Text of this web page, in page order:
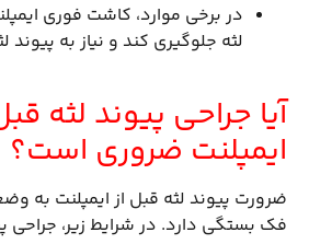
در برخی موارد، کاشت فوری
لثه جلوگیری کند و نیاز به
آیا جراحی پیوند لثه
ایمپلنت ضروری است؟
ضرورت پیوند لثه قبل از ایمپلنت به
فک بستگی دارد. در شرایط زیر، جراحی